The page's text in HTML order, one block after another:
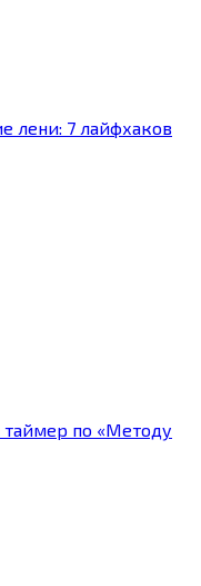
лени: 7 лайфхаков
по «Методу